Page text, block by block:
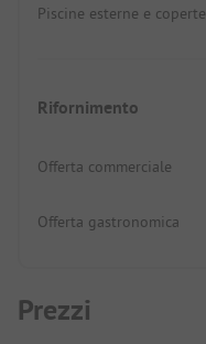
Piscine esterne e coperte
Rifornimento
Offerta commerciale
Offerta gastronomica
Prezzi